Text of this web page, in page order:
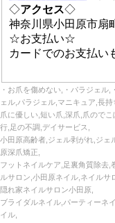
◇アクセス◇
神奈川県小田原市
☆お支払い☆
カードでのお支払い
・お爪を傷めない,・パラジェル
ェル,パラジェル,マニキュア,長持
爪に優しい,短い爪,深爪,爪ので
行,足の不調,デイサービス,
小田原高齢者,ジェル剥がれ,ジェ
原深爪矯正,
フットネイルケア,足裏角質除去,
ルサロン,小田原ネイル,ネイルサ
隠れ家ネイルサロン小田原,
ブライダルネイル,パーティーネ
イル,